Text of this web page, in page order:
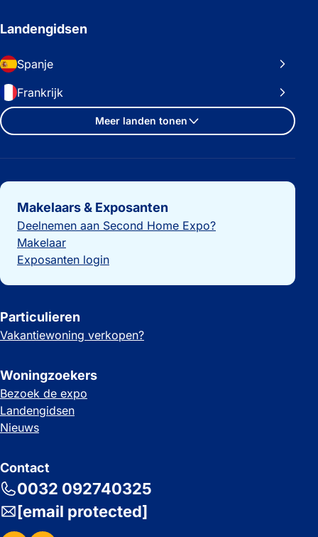
Landengidsen
Spanje
Frankrijk
Meer landen tonen
Belangrijke links
Makelaars & Exposanten
Deelnemen aan Second Home Expo?
Makelaar
Exposanten login
Particulieren
Vakantiewoning verkopen?
Woningzoekers
Bezoek de expo
Landengidsen
Nieuws
Contact
0032 092740325
[email protected]